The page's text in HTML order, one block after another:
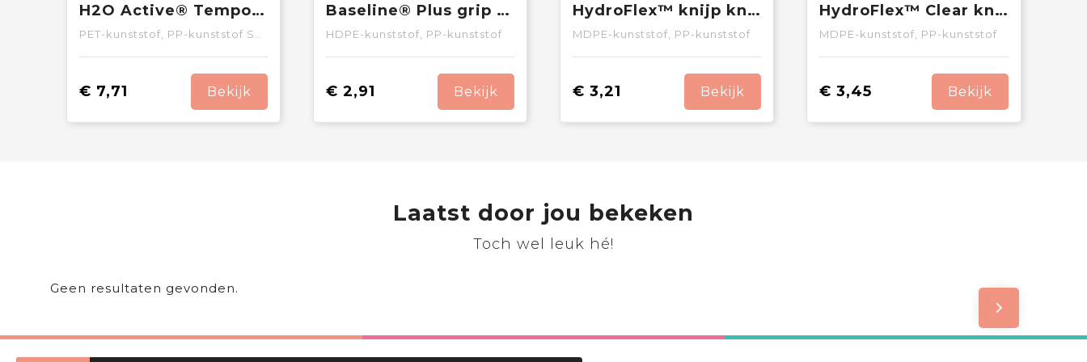
H2O Active® Tempo 700 ml sportfles met fliptuitdeksel
PET-kunststof, PP-kunststof SAN-kunststof PE-kunststof
€ 7,71 Bekijk
Baseline® Plus grip 500 ml sportfles met sportdeksel
HDPE-kunststof, PP-kunststof
€ 2,91 Bekijk
HydroFlex™ knijp knijpfles van 500 ml
MDPE-kunststof, PP-kunststof
€ 3,21 Bekijk
HydroFlex™ Clear knijpfles van 750 ml
MDPE-kunststof, PP-kunststof
€ 3,45 Bekijk
Laatst door jou bekeken
Toch wel leuk hé!
Geen resultaten gevonden.